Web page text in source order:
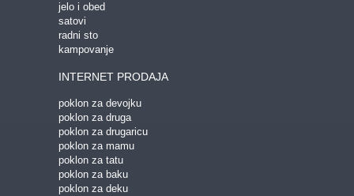
jelo i obed
satovi
radni sto
kampovanje
INTERNET PRODAJA
poklon za devojku
poklon za druga
poklon za drugaricu
poklon za mamu
poklon za tatu
poklon za baku
poklon za deku